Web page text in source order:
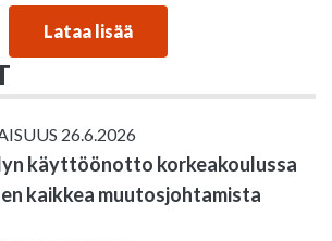
Lataa lisää
26.6.2026
käyttöönotto korkeakoulussa
kaikkea muutosjohtamista